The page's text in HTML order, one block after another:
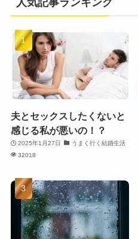
人気記事ランキング
夫とセックスしたくないと
感じる私が悪いの！？
2025年1月27日
うまく行く結婚生活
32018